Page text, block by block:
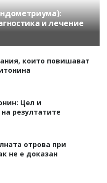
и лечение
които повишават
Цел и
резултатите
отрова при
не е доказан